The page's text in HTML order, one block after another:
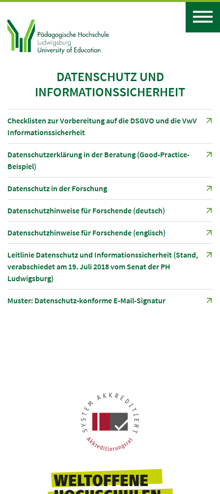
DATENSCHUTZ UND
INFORMATIONSSICHERHEIT
Checklisten zur Vorbereitung auf die DSGVO und die VwV
Informationssicherheit
Datenschutzerklärung in der Beratung (Good-Practice-
Beispiel)
Datenschutz in der Forschung
Datenschutzhinweise für Forschende (deutsch)
Datenschutzhinweise für Forschende (englisch)
Leitlinie Datenschutz und Informationssicherheit (Stand,
verabschiedet am 19. Juli 2018 vom Senat der PH
Ludwigsburg)
Muster: Datenschutz-konforme E-Mail-Signatur